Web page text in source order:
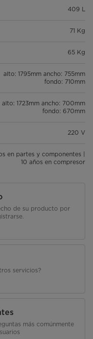
409 L
71 Kg
65 Kg
alto: 1795mm ancho: 755mm
fondo: 710mm
alto: 1723mm ancho: 700mm
fondo: 670mm
220 V
en partes y componentes |
10 años en compresor
de su producto por
servicios?
más comúnmente